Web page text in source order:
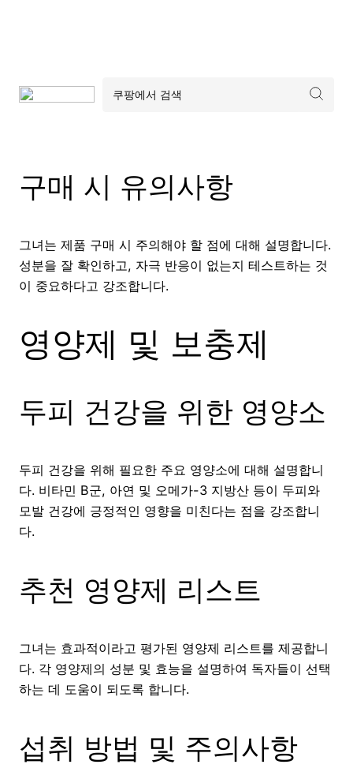
구매 시 유의사항
그녀는 제품 구매 시 주의해야 할 점에 대해 설명합니다.
성분을 잘 확인하고, 자극 반응이 없는지 테스트하는 것
이 중요하다고 강조합니다.
영양제 및 보충제
두피 건강을 위한 영양소
두피 건강을 위해 필요한 주요 영양소에 대해 설명합니
다. 비타민 B군, 아연 및 오메가-3 지방산 등이 두피와
모발 건강에 긍정적인 영향을 미친다는 점을 강조합니
다.
추천 영양제 리스트
그녀는 효과적이라고 평가된 영양제 리스트를 제공합니
다. 각 영양제의 성분 및 효능을 설명하여 독자들이 선택
하는 데 도움이 되도록 합니다.
섭취 방법 및 주의사항